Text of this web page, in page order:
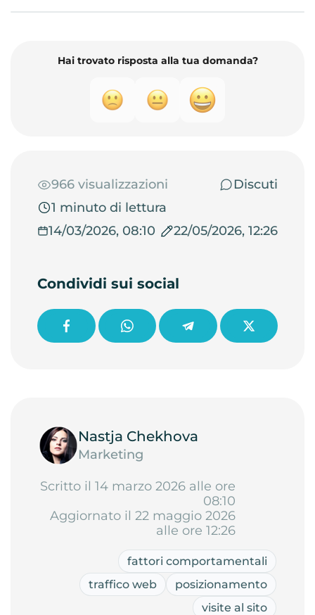
Hai trovato risposta alla tua domanda?
966 visualizzazioni
Discuti
1 minuto di lettura
14/03/2026, 08:10
22/05/2026, 12:26
Condividi sui social
Nastja Chekhova
Marketing
Scritto il 14 marzo 2026 alle ore
08:10
Aggiornato il 22 maggio 2026
alle ore 12:26
fattori comportamentali
traffico web
posizionamento
visite al sito